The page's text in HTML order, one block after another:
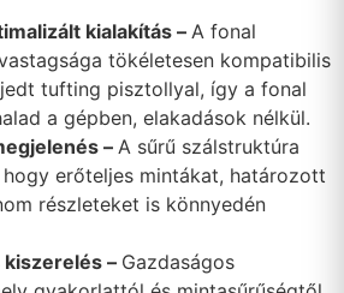
kialakítás – A fonal
tökéletesen kompatibilis
tufting pisztollyal, így a fonal
a gépben, elakadások nélkül.
– A sűrű szálstruktúra
erőteljes mintákat, határozott
részleteket is könnyedén
– Gazdaságos